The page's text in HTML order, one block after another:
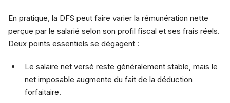
En pratique, la DFS peut faire varier la rémunération nette
perçue par le salarié selon son profil fiscal et ses frais réels.
Deux points essentiels se dégagent :
Le salaire net versé reste généralement stable, mais le
net imposable augmente du fait de la déduction
forfaitaire.